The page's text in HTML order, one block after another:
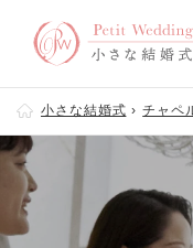
小さな結婚式 チャペ